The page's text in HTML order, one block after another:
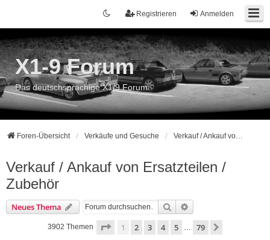
Anmelden
Registrieren
X1-9 Forum
Das deutschsprachige X1/9 Forum
Foren-Übersicht Verkäufe und Gesuche Verkauf / Ankauf von Ersatzteilen / Zubehör
Verkauf / Ankauf von Ersatzteilen /
Zubehör
Neues Thema Suche
3902 Themen Seite 1von 79
1 2 3 4 5 … 79